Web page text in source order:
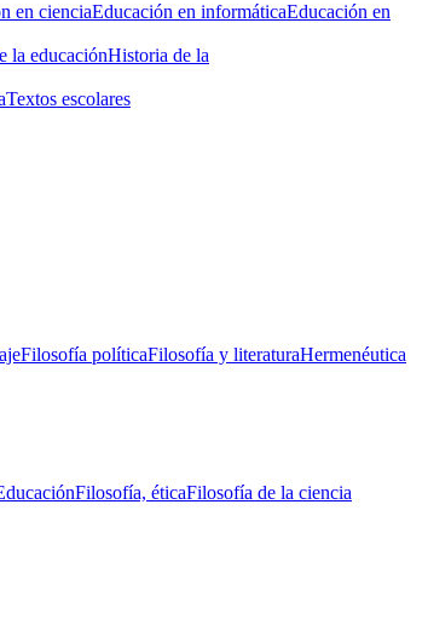
en cienciaEducación en informáticaEducación en
la educaciónHistoria de la
Textos escolares
Filosofía políticaFilosofía y literaturaHermenéutica
Filosofía, éticaFilosofía de la ciencia